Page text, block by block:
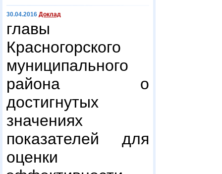
30.04.2016 Доклад
главы
Красногорского
муниципального
района о
достигнутых
значениях
показателей для
оценки